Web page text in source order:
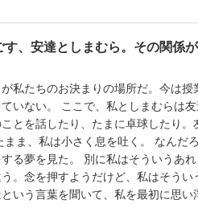
す、安達としまむら。その関係
私たちのお決まりの場所だ。今は授
いない。 ここで、私としまむらは
とを話したり、たまに卓球したり。
まま、私は小さく息を吐く。 なんだ
る夢を見た。 別に私はそういうあ
。念を押すようだけど、私はそうい
いう言葉を聞いて、私を最初に思い